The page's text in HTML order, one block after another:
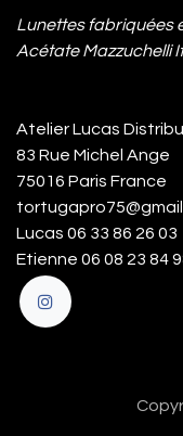
Lunettes fabriquées
Acétate Mazzuchelli
Atelier Lucas
83 Rue Michel Ange
75016 Paris France
Lucas 06 33 86 26 03
Etienne 06 08 23 84